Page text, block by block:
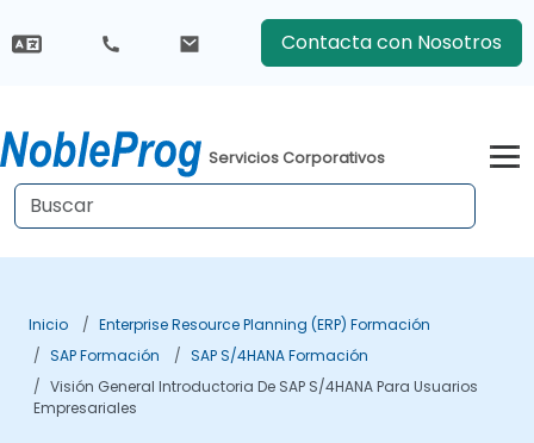
Contacta con Nosotros
Servicios Corporativos
Inicio
Enterprise Resource Planning (ERP) Formación
SAP Formación
SAP S/4HANA Formación
Visión General Introductoria De SAP S/4HANA Para Usuarios
Empresariales